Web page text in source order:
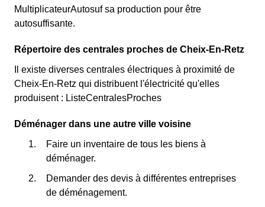
MultiplicateurAutosuf sa production pour être
autosuffisante.
Répertoire des centrales proches de Cheix-En-Retz
Il existe diverses centrales électriques à proximité de
Cheix-En-Retz qui distribuent l'électricité qu'elles
produisent : ListeCentralesProches
Déménager dans une autre ville voisine
Faire un inventaire de tous les biens à
déménager.
Demander des devis à différentes entreprises
de déménagement.